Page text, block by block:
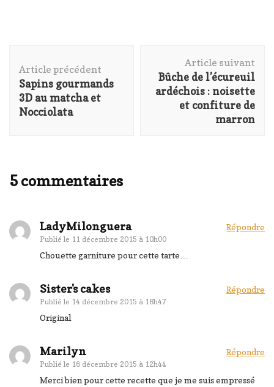
d'article
Article précédent
Sapins gourmands
3D au matcha et
Nocciolata
Article suivant
Bûche de l’écureuil
ardéchois : noisette
et confiture de
marron
5 commentaires
LadyMilonguera
Publié le 11 décembre 2015 à 10h00
Répondre
Chouette garniture pour cette tarte…
Sister's cakes
Publié le 14 décembre 2015 à 18h47
Répondre
Original
Marilyn
Publié le 16 décembre 2015 à 12h44
Répondre
Merci bien pour cette recette que je me suis empressé